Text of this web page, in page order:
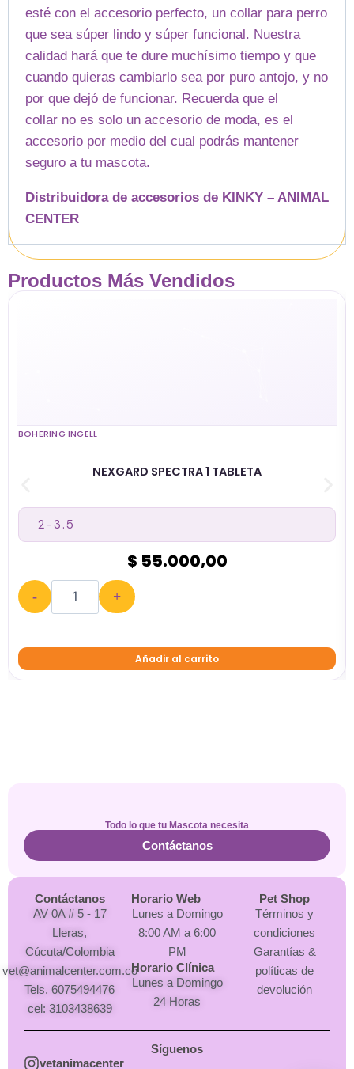
esté con el accesorio perfecto, un collar para perro
que sea súper lindo y súper funcional. Nuestra
calidad hará que te dure muchísimo tiempo y que
cuando quieras cambiarlo sea por puro antojo, y no
por que dejó de funcionar. Recuerda que el
collar no es solo un accesorio de moda, es el
accesorio por medio del cual podrás mantener
seguro a tu mascota.
Distribuidora de accesorios de KINKY – ANIMAL
CENTER
Productos Más Vendidos
BOHERING INGELL
NEXGARD SPECTRA 1 TABLETA
$ 55.000,00
- +
Añadir al carrito
Todo lo que tu Mascota necesita
Contáctanos
Contáctanos
AV 0A # 5 - 17
Lleras,
Cúcuta/Colombia
vet@animalcenter.com.co
Tels. 6075494476
cel: 3103438639
Horario Web
Lunes a Domingo
8:00 AM a 6:00
PM
Horario Clínica
Lunes a Domingo
24 Horas
Pet Shop
Términos y
condiciones
Garantías &
políticas de
devolución
Síguenos
vetanimacenter